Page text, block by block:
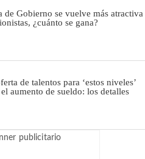
de Gobierno se vuelve más atractiva
¿cuánto se gana?
de talentos para ‘estos niveles’
aumento de sueldo: los detalles